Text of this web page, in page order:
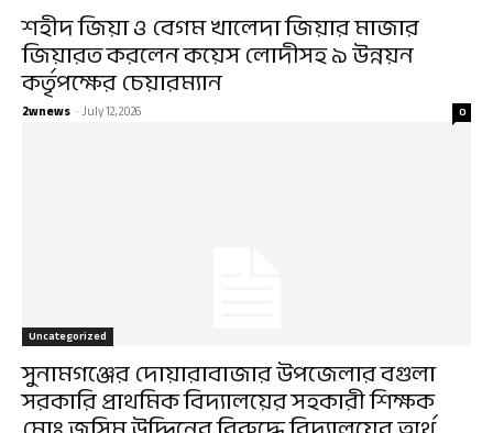
শহীদ জিয়া ও বেগম খালেদা জিয়ার মাজার
জিয়ারত করলেন কয়েস লোদীসহ ৯ উন্নয়ন
কর্তৃপক্ষের চেয়ারম্যান
2wnews -July 12, 2026 0
Uncategorized
সুনামগঞ্জের দোয়ারাবাজার উপজেলার বগুলা
সরকারি প্রাথমিক বিদ্যালয়ের সহকারী শিক্ষক